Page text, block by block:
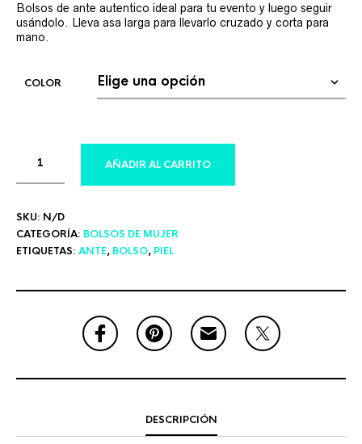
Bolsos de ante autentico ideal para tu evento y luego seguir
usándolo. Lleva asa larga para llevarlo cruzado y corta para
mano.
COLOR
AÑADIR AL CARRITO
SKU: N/D
CATEGORÍA: BOLSOS DE MUJER
ETIQUETAS: ANTE, BOLSO, PIEL
DESCRIPCIÓN